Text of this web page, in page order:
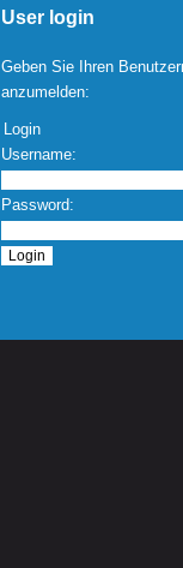
User login
Geben Sie Ihren
anzumelden:
Login
Username:
Password: